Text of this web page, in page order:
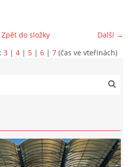
+ 2013
Další →
Zpět do složky
3 | 4 | 5 | 6 | 7 (čas ve vteřinách)